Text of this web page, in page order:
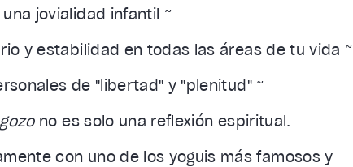
jovialidad infantil ~
y estabilidad en todas las áreas de tu vida ~
de "libertad" y "plenitud" ~
no es solo una reflexión espiritual.
con uno de los yoguis más famosos y